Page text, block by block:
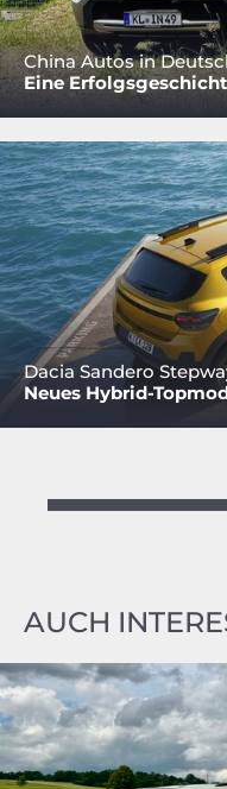
China Autos in
Eine
Dacia Sandero
Neues Hybrid-
AUCH